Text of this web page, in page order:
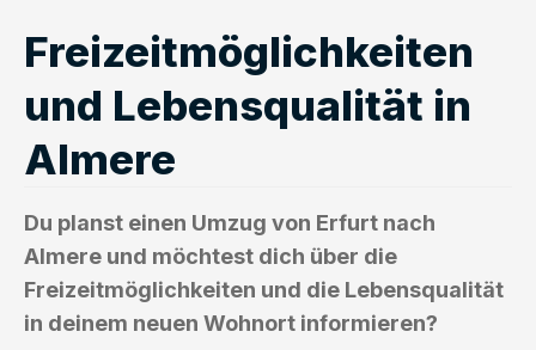
Freizeitmöglichkeiten
und Lebensqualität in
Almere
Du planst einen Umzug von Erfurt nach
Almere und möchtest dich über die
Freizeitmöglichkeiten und die Lebensqualität
in deinem neuen Wohnort informieren?